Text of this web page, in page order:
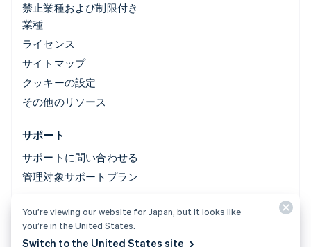
禁止業種および制限付き
業種
ライセンス
サイトマップ
クッキーの設定
その他のリソース
サポート
サポートに問い合わせる
管理対象サポートプラン
© 2026 Stripe, LLC
You’re viewing our website for Japan, but it looks like
you’re in the United States.
Switch to the United States site